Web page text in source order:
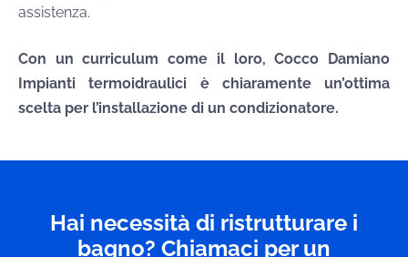
assistenza.
Con un curriculum come il loro, Cocco Damiano
Impianti termoidraulici è chiaramente un’ottima
scelta per l’installazione di un condizionatore.
Hai necessità di ristrutturare i
bagno? Chiamaci per un